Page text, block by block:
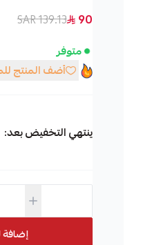
90
139.13 SAR
متوفر
أضف المنتج
ينتهي التخفيض بعد:
إضافة